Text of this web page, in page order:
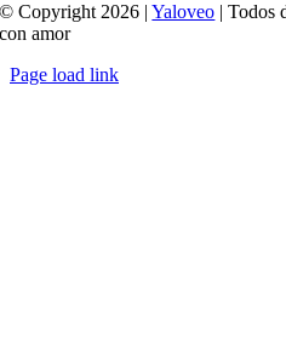
© Copyright 2026 |Yaloveo | Todos
con amor
Page load link